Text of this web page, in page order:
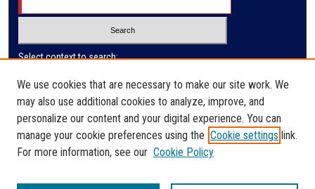
Select context to search:
Advanced Search
ISSN: 0032-9649
We use cookies that are necessary to make our site work. We
may also use additional cookies to analyze, improve, and
personalize our content and your digital experience. You can
manage your cookie preferences using the Cookie settings link.
For more information, see our Cookie Policy